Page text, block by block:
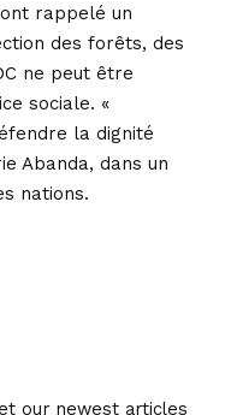
rappelé un
des forêts, des
ne peut être
sociale. «
la dignité
Abanda, dans un
nations.
our newest articles